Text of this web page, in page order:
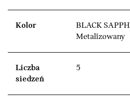
Kolor
BLACK
Metalizowany
Liczba
siedzeń
5